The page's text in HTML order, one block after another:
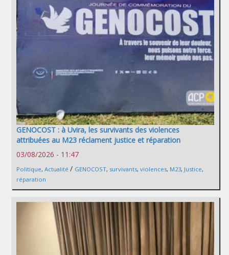
GENOCOST : à Uvira, les survivants des violences
attribuées au M23 réclament justice et réparation
03/08/2026 - 11:47
Politique, Actualité / GENOCOST, survivants, violences, M23, Justice,
réparation